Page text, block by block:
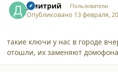
Дмитрий Пользователи
Опубликовано 13 февраля,
такие ключи у нас в городе
отошли, их заменяют